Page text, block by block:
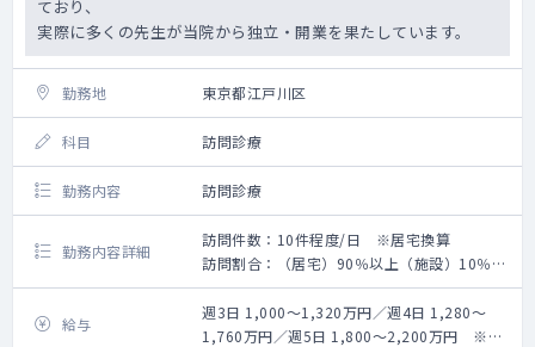
ており、
実際に多くの先生が当院から独立・開業を果たしています。
勤務地 東京都江戸川区
科目 訪問診療
勤務内容 訪問診療
勤務内容詳細
訪問件数：10件程度/日 ※居宅換算
訪問割合：（居宅）90％以上（施設）10％未
満
訪問体制：医師・看護師・ドライバーの3名体
制
給与
週3日 1,000～1,320万円／週4日 1,280～
1,760万円／週5日 1,800～2,200万円 ※キ